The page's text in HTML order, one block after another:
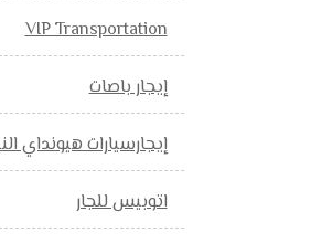
VIP Transportation
إيجار باصات
إيجارسيارات هيونداي
اتوبيس للجار